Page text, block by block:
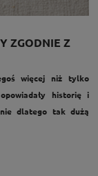
ZGODNIE Z
więcej niż tylko
historię i
dlatego tak dużą
symboliczne. Dla
– inspiracja do